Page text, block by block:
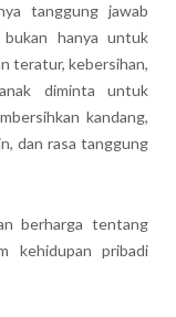
tanggung jawab
bukan hanya untuk
teratur, kebersihan,
diminta untuk
kandang,
dan rasa tanggung
berharga tentang
kehidupan pribadi